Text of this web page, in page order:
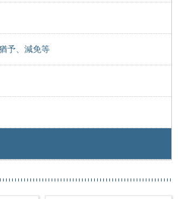
予、減免等